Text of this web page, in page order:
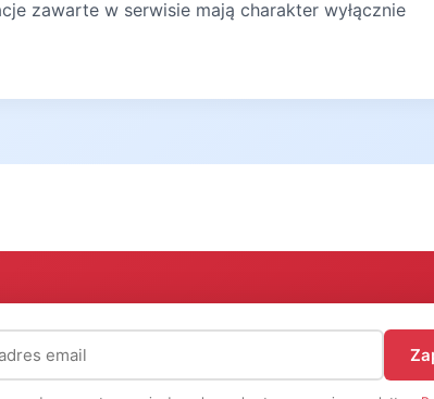
zawarte w serwisie mają charakter wyłącznie
(wymagany)